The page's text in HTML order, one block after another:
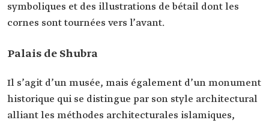
symboliques et des illustrations de bétail dont les
cornes sont tournées vers l’avant.
Palais de Shubra
Il s’agit d’un musée, mais également d’un monument
historique qui se distingue par son style architectural
alliant les méthodes architecturales islamiques,